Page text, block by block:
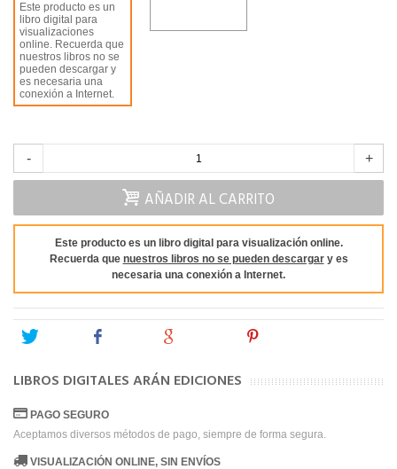
Este producto es un
libro digital para
visualizaciones
online. Recuerda que
nuestros libros no se
pueden descargar y
es necesaria una
conexión a Internet.
- +
AÑADIR AL CARRITO
Este producto es un libro digital para visualización online.
Recuerda que nuestros libros no se pueden descargary es
necesaria una conexión a Internet.
Tweet
LIBROS DIGITALES ARÁN EDICIONES
PAGO SEGURO
Aceptamos diversos métodos de pago, siempre de forma segura.
VISUALIZACIÓN ONLINE, SIN ENVÍOS